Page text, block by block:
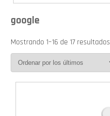
Boxes
Cover Pop!
google
Mostrando 1–16 de 17 resultados